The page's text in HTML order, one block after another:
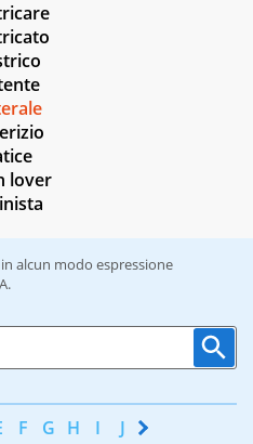
lover
alcun modo espressione
F G H I J K